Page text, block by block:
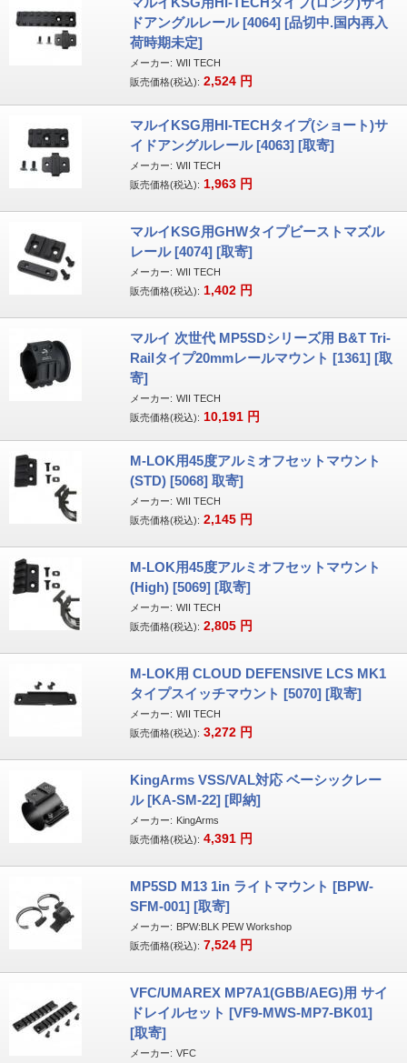
ドアングルレール [4064] [品切中.国内再入
荷時期未定]
メーカー: WII TECH
販売価格(税込): 2,524 円
マルイKSG用HI-TECHタイプ(ショート)サ
イドアングルレール [4063] [取寄]
メーカー: WII TECH
販売価格(税込): 1,963 円
マルイKSG用GHWタイプビーストマズル
レール [4074] [取寄]
メーカー: WII TECH
販売価格(税込): 1,402 円
マルイ 次世代 MP5SDシリーズ用 B&T Tri-
Railタイプ20mmレールマウント [1361] [取
寄]
メーカー: WII TECH
販売価格(税込): 10,191 円
M-LOK用45度アルミオフセットマウント
(STD) [5068] 取寄]
メーカー: WII TECH
販売価格(税込): 2,145 円
M-LOK用45度アルミオフセットマウント
(High) [5069] [取寄]
メーカー: WII TECH
販売価格(税込): 2,805 円
M-LOK用 CLOUD DEFENSIVE LCS MK1
タイプスイッチマウント [5070] [取寄]
メーカー: WII TECH
販売価格(税込): 3,272 円
KingArms VSS/VAL対応 ベーシックレー
ル [KA-SM-22] [即納]
メーカー: KingArms
販売価格(税込): 4,391 円
MP5SD M13 1in ライトマウント [BPW-
SFM-001] [取寄]
メーカー: BPW:BLK PEW Workshop
販売価格(税込): 7,524 円
VFC/UMAREX MP7A1(GBB/AEG)用 サイ
ドレイルセット [VF9-MWS-MP7-BK01]
[取寄]
メーカー: VFC